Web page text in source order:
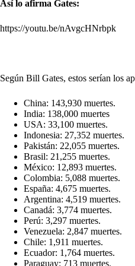
Así lo afirma Gates:
https://youtu.be/nAvgcHNrbpk
Según Bill Gates, estos serían los
China: 143,930 muertes.
India: 138,000 muertes
USA: 33,100 muertes.
Indonesia: 27,352 muertes.
Pakistán: 22,055 muertes.
Brasil: 21,255 muertes.
México: 12,893 muertes.
Colombia: 5,088 muertes.
España: 4,675 muertes.
Argentina: 4,519 muertes.
Canadá: 3,774 muertes.
Perú: 3,297 muertes.
Venezuela: 2,847 muertes.
Chile: 1,911 muertes.
Ecuador: 1,764 muertes.
Paraguay: 713 muertes.